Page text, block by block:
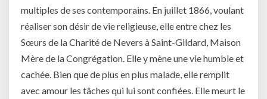
multiples de ses contemporains. En juillet 1866, voulant
réaliser son désir de vie religieuse, elle entre chez les
Sœurs de la Charité de Nevers à Saint-Gildard, Maison
Mère de la Congrégation. Elle y mène une vie humble et
cachée. Bien que de plus en plus malade, elle remplit
avec amour les tâches qui lui sont confiées. Elle meurt le